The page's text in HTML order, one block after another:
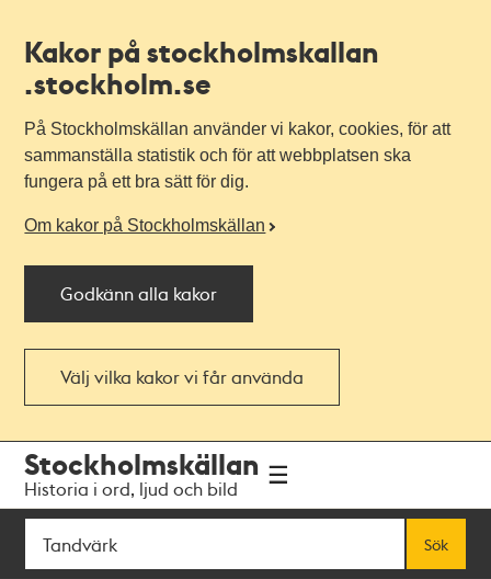
Kakor på stockholmskallan
.stockholm.se
På Stockholmskällan använder vi kakor, cookies, för att
sammanställa statistik och för att webbplatsen ska
fungera på ett bra sätt för dig.
Om kakor på Stockholmskällan
Godkänn alla kakor
Välj vilka kakor vi får använda
navigationen
huvudinnehållet
Stockholmskällan
Historia i ord, ljud och bild
Sök
Sök